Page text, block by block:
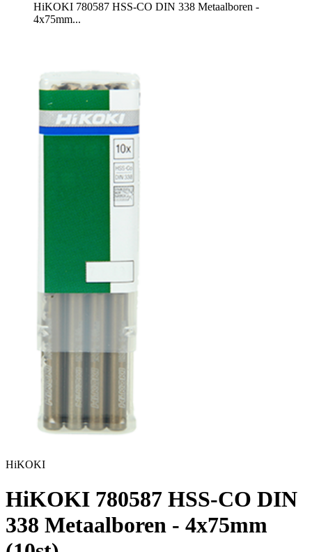
HiKOKI 780587 HSS-CO DIN 338 Metaalboren -
4x75mm...
HiKOKI
HiKOKI 780587 HSS-CO DIN
338 Metaalboren - 4x75mm